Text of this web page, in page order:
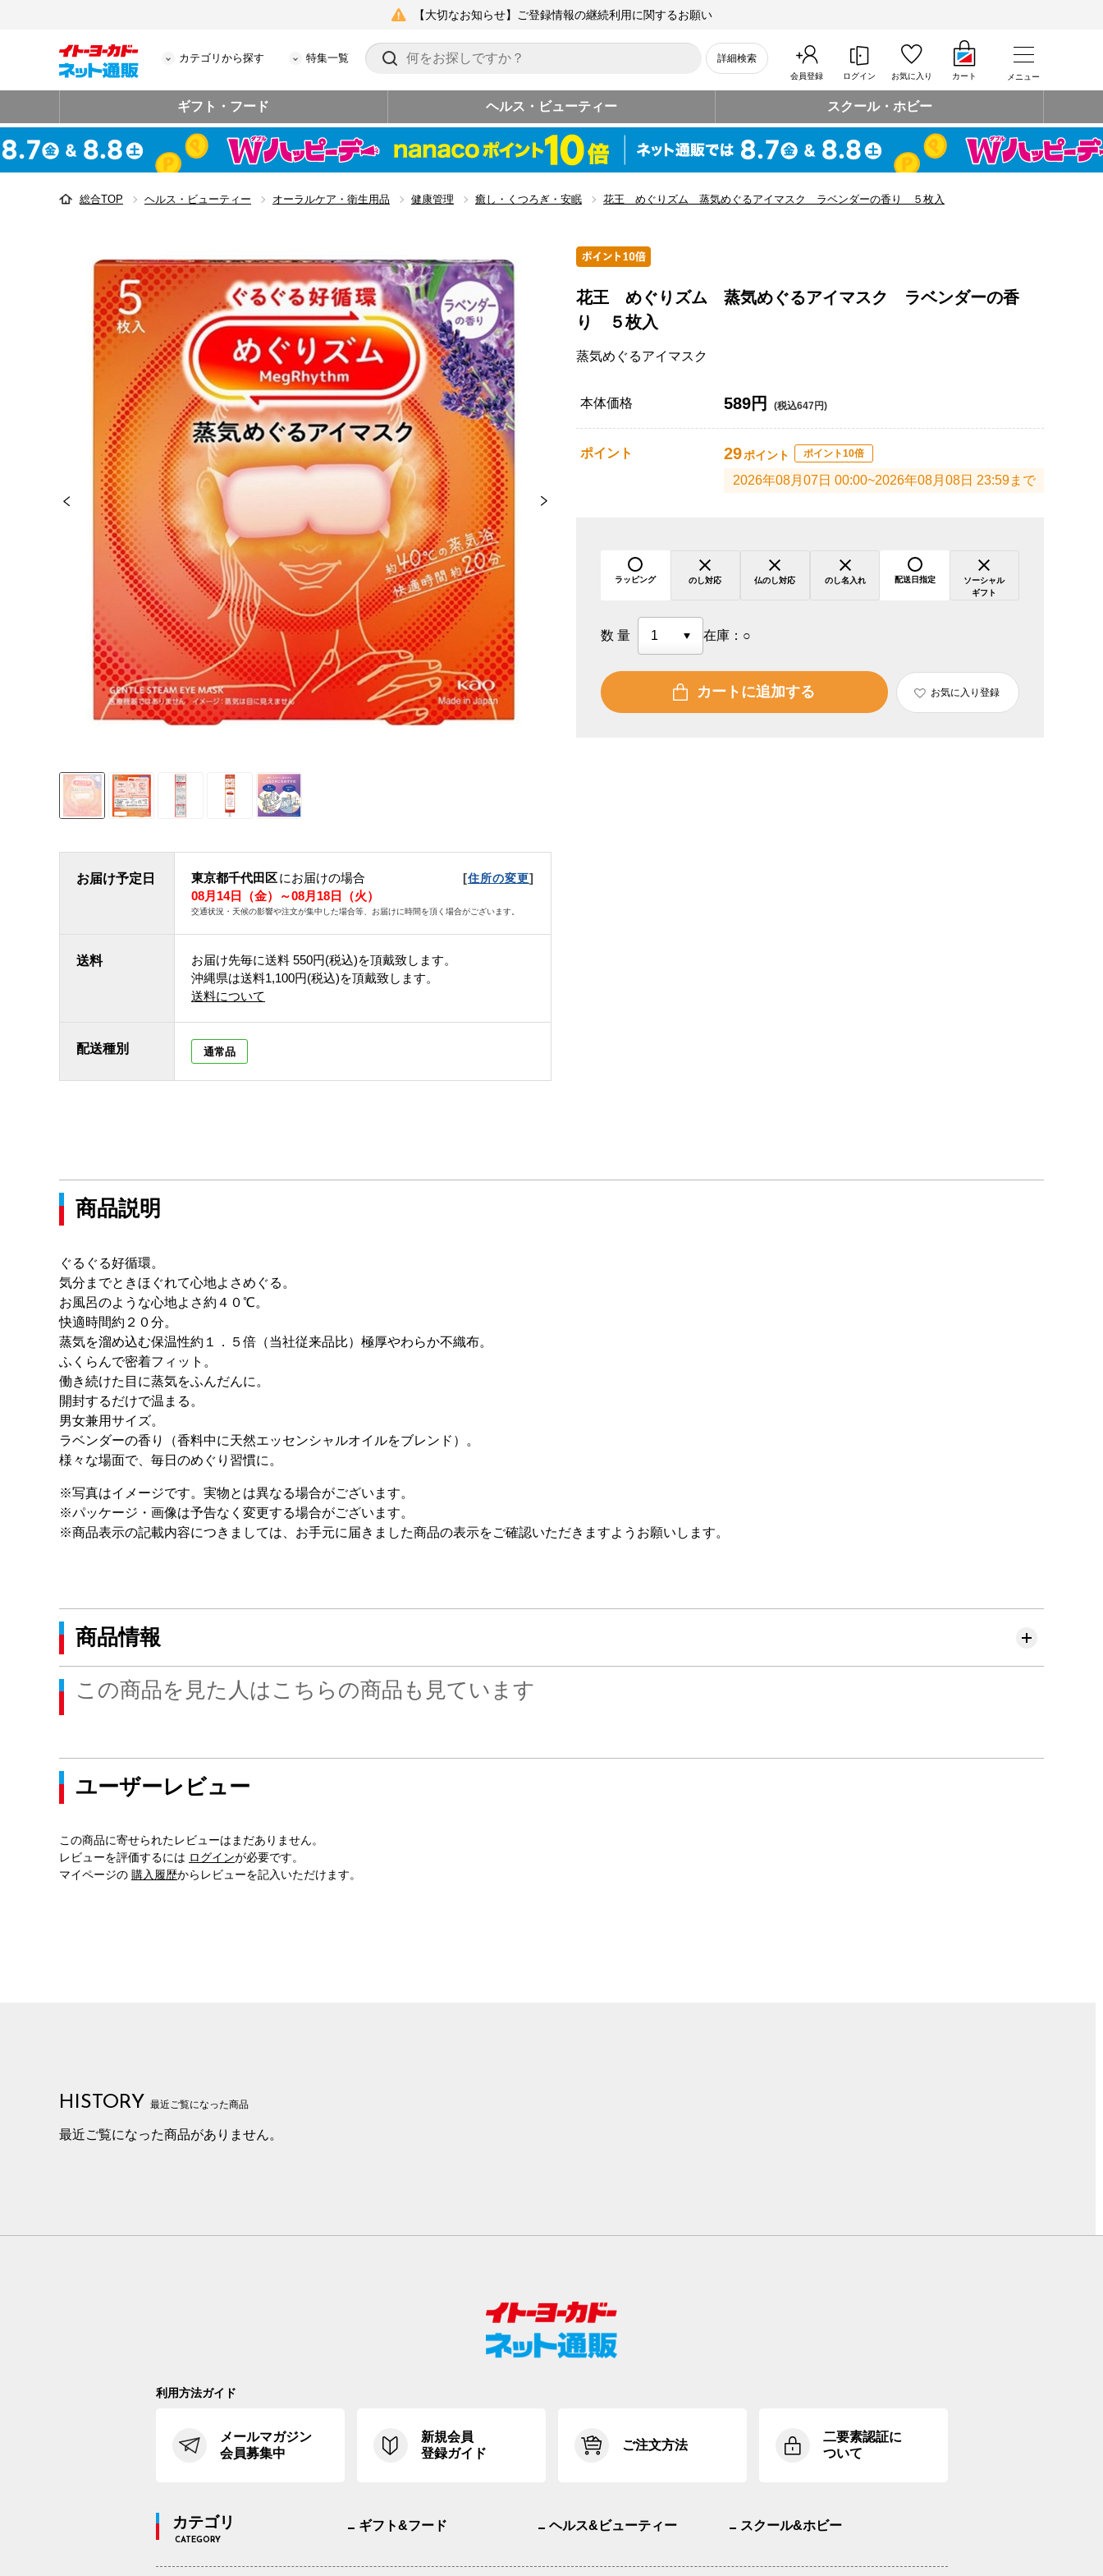
【大切なお知らせ】ご登録情報の継続利用に関するお願い
カテゴリから探す 特集一覧 詳細検索
会員登録 ログイン お気に入り カート メニュー
ギフト・フード ヘルス・ビューティー スクール・ホビー
総合TOP ヘルス・ビューティー オーラルケア・衛生用品 健康管理 癒し・くつろぎ・安眠 花王 めぐりズム 蒸気めぐるアイマスク ラベンダーの香り ５枚入
お届け予定日 東京都千代田区にお届けの場合 [住所の変更]
08月14日（金）～08月18日（火）
交通状況・天候の影響や注文が集中した場合等、お届けに時間を頂く場合がございます。
送料 お届け先毎に送料 550円(税込)を頂戴致します。
沖縄県は送料1,100円(税込)を頂戴致します。
送料について
配送種別 通常品
花王 めぐりズム 蒸気めぐるアイマスク ラベンダーの香
り ５枚入
蒸気めぐるアイマスク
本体価格 589円 (税込647円)
ポイント 29ポイント ポイント10倍
2026年08月07日 00:00~2026年08月08日 23:59まで
ラッピング のし対応 仏のし対応 のし名入れ 配送日指定
ソーシャル
ギフト
数量 在庫： ○
カートに追加する お気に入り登録
商品説明
ぐるぐる好循環。
気分までときほぐれて心地よさめぐる。
お風呂のような心地よさ約４０℃。
快適時間約２０分。
蒸気を溜め込む保温性約１．５倍（当社従来品比）極厚やわらか不織布。
ふくらんで密着フィット。
働き続けた目に蒸気をふんだんに。
開封するだけで温まる。
男女兼用サイズ。
ラベンダーの香り（香料中に天然エッセンシャルオイルをブレンド）。
様々な場面で、毎日のめぐり習慣に。
※写真はイメージです。実物とは異なる場合がございます。
※パッケージ・画像は予告なく変更する場合がございます。
※商品表示の記載内容につきましては、お手元に届きました商品の表示をご確認いただきますようお願いします。
商品情報
この商品を見た人はこちらの商品も見ています
ユーザーレビュー
この商品に寄せられたレビューはまだありません。
レビューを評価するには ログインが必要です。
マイページの 購入履歴からレビューを記入いただけます。
HISTORY 最近ご覧になった商品
最近ご覧になった商品がありません。
利用方法ガイド
メールマガジン
会員募集中
新規会員
登録ガイド
ご注文方法
二要素認証に
ついて
カテゴリ
CATEGORY
ギフト&フード ヘルス&ビューティー スクール&ホビー